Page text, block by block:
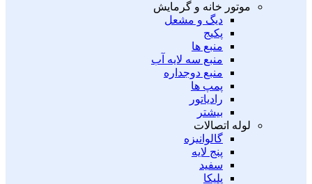
موتور خانه و گرمایش
دیگ و مشعل
پکیج
منبع ها
منبع سه لایه آب
منبع دوجداره
پمپ ها
رادیاتور
بیشتر
لوله اتصالات
گالوانیزه
پنج لایه
سفید
پلیکا